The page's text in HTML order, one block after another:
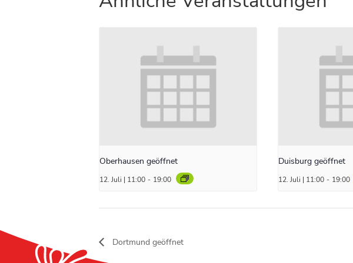
Oberhausen geöffnet
12. Juli | 11:00 - 19:00
Duisburg geöffnet
12. Juli | 11:00 - 19:00
Dortmund geöffnet